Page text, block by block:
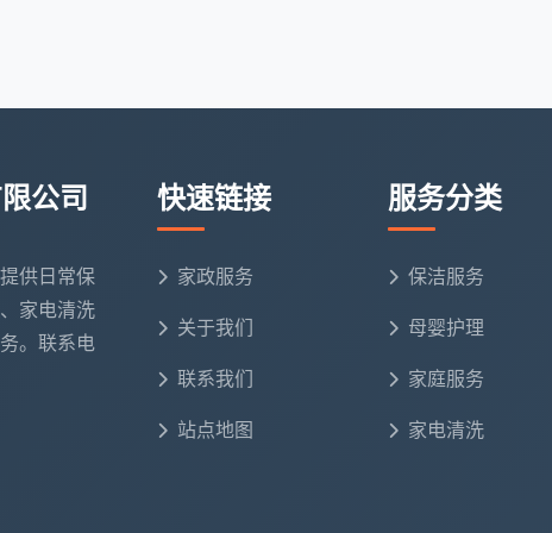
的微尘怎么深度吸除；后者今天来开荒，明天去工地搬砖，质量
自有固定团队。
洁服务时的护身符。不管最后选哪家，先把这四条问清楚再约上
公司
供日常保
家电清洗
。联系电
快速链接
家政服务
关于我们
联系我们
站点地图
服务分类
保洁服务
母婴护理
家庭服务
家电清洗